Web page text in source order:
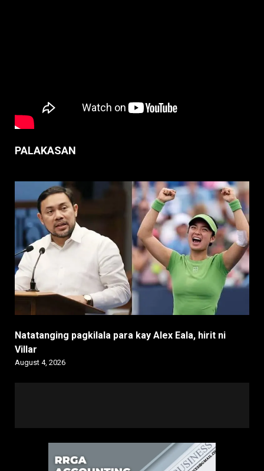
PALAKASAN
Natatanging pagkilala para kay Alex Eala, hirit ni
Villar
August 4, 2026